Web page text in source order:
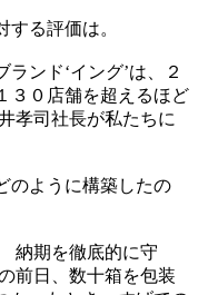
する評価は。
ンド‘イング’は、２
３０店舗を超えるほど
孝司社長が私たちに
のように構築したの
納期を徹底的に守
前日、数十箱を包装